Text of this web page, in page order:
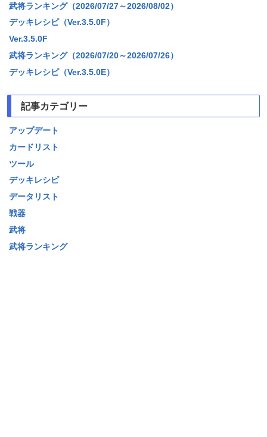
武将ランキング（2026/07/27～2026/08/02）
デッキレシピ（Ver.3.5.0F）
Ver.3.5.0F
武将ランキング（2026/07/20～2026/07/26）
デッキレシピ（Ver.3.5.0E）
記事カテゴリー
アップデート
カードリスト
ツール
デッキレシピ
データリスト
戦器
武将
武将ランキング